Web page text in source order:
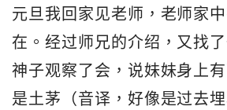
元旦我回家见老师，老师家
在。经过师兄的介绍，又找
神子观察了会，说妹妹身上
是土茅（音译，好像是过去